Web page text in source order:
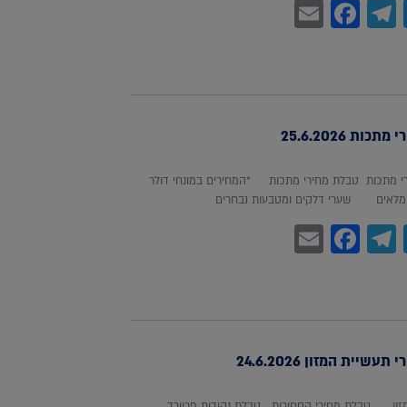
Twitter
Telegram
Facebook
Email
25.6.2026
מתכות טבלת מחירי מתכות *המחירים במונחי דולר
שערי דלקים ומטבעות נבחרים
Twitter
Telegram
Facebook
Email
המזון 24.6.2026